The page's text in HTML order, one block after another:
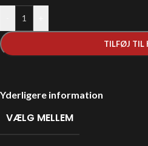
TILFØJ TIL
Yderligere information
VÆLG MELLEM